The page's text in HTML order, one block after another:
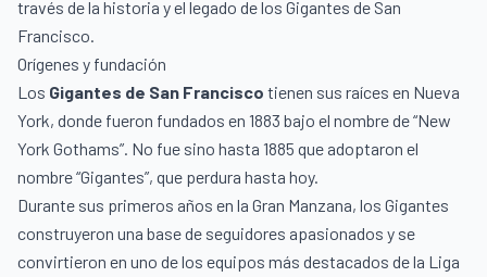
través de la historia y el legado de los Gigantes de San
Francisco.
Orígenes y fundación
Los Gigantes de San Francisco tienen sus raíces en Nueva
York, donde fueron fundados en 1883 bajo el nombre de “New
York Gothams”. No fue sino hasta 1885 que adoptaron el
nombre “Gigantes”, que perdura hasta hoy.
Durante sus primeros años en la Gran Manzana, los Gigantes
construyeron una base de seguidores apasionados y se
convirtieron en uno de los equipos más destacados de la Liga